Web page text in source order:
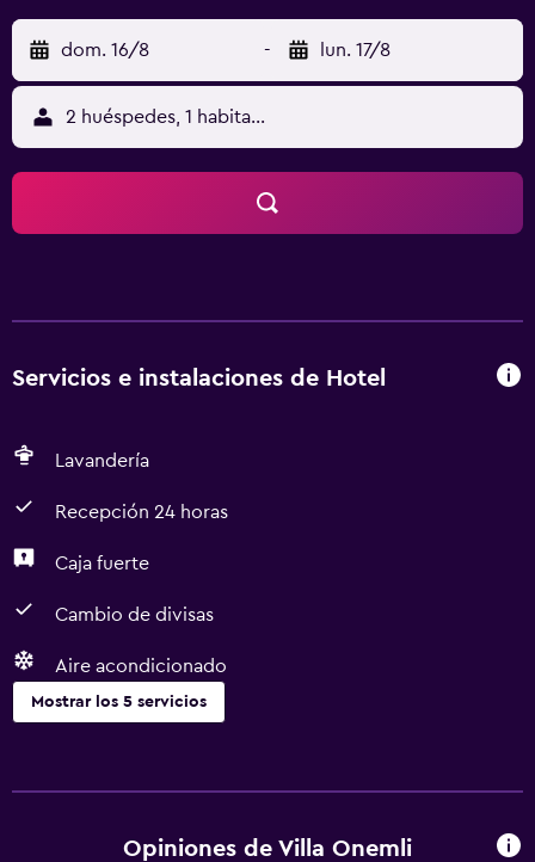
dom. 16/8 - lun. 17/8
2 huéspedes, 1 habitación
Servicios e instalaciones de Hotel
Lavandería
Recepción 24 horas
Caja fuerte
Cambio de divisas
Aire acondicionado
Mostrar los 5 servicios
Cambio de divisas
Opiniones de Villa Onemli